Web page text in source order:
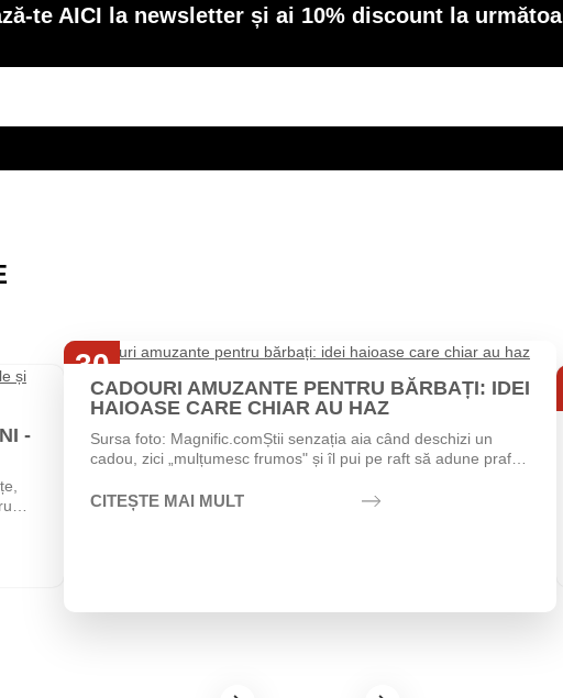
te AICI la newsletter și ai 10% discount la
-
30
Iul
CADOURI AMUZANTE PENTRU BĂRBAȚI: IDEI
HAIOASE CARE CHIAR AU HAZ
Sursa foto: Magnific.comȘtii senzația aia când deschizi un
cadou, zici „mulțumesc frumos" și îl pui pe raft să adune praf?
CITEȘTE MAI MULT